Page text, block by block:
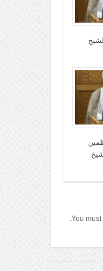
الشيخ
والكاظمين
الشيخ
You must